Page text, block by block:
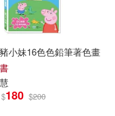
化(3)
小妹16色色鉛筆著色畫
$180 $200